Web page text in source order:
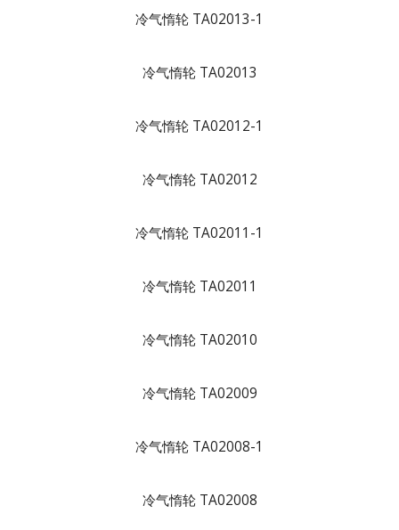
冷气惰轮 TA02013-1
冷气惰轮 TA02013
冷气惰轮 TA02012-1
冷气惰轮 TA02012
冷气惰轮 TA02011-1
冷气惰轮 TA02011
冷气惰轮 TA02010
冷气惰轮 TA02009
冷气惰轮 TA02008-1
冷气惰轮 TA02008